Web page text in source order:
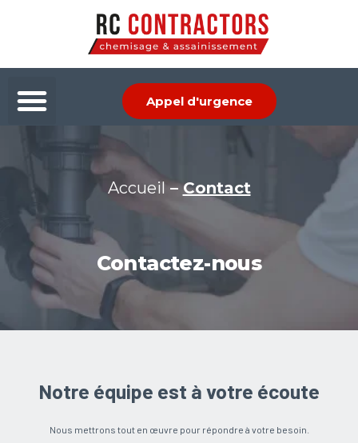
Menu Appel d'urgence
Accueil –Contact
Contactez-nous
Notre équipe est à votre écoute
Nous mettrons tout en œuvre pour répondre à votre besoin.